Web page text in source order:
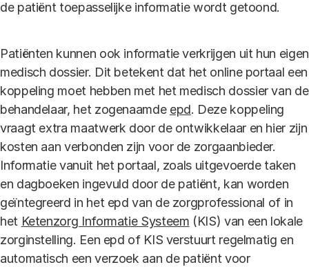
de patiënt toepasselijke informatie wordt getoond.
Patiënten kunnen ook informatie verkrijgen uit hun eigen
medisch dossier. Dit betekent dat het online portaal een
koppeling moet hebben met het medisch dossier van de
behandelaar, het zogenaamde epd. Deze koppeling
vraagt extra maatwerk door de ontwikkelaar en hier zijn
kosten aan verbonden zijn voor de zorgaanbieder.
Informatie vanuit het portaal, zoals uitgevoerde taken
en dagboeken ingevuld door de patiënt, kan worden
geïntegreerd in het epd van de zorgprofessional of in
het Ketenzorg Informatie Systeem (KIS) van een lokale
zorginstelling. Een epd of KIS verstuurt regelmatig en
automatisch een verzoek aan de patiënt voor